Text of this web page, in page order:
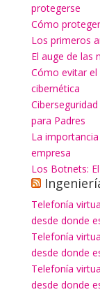
protegerse
Cómo
Los primeros
El auge de las
Cómo evitar
cibernética
para Padres
La
empresa
Los Botnets:
Telefonía
desde donde
Telefonía
desde donde
Telefonía
desde donde